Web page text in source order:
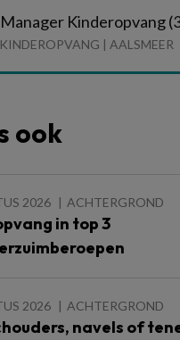
Kinderopvang
| AALSMEER
ook
2026 ACHTERGROND
in top 3
2026 ACHTERGROND
navels of